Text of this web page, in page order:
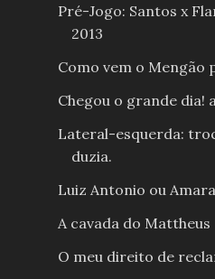
Pré-Jogo: Santos x
2013
Como vem o Mengão
Chegou o grande dia!
Lateral-esquerda:
duzia.
Luiz Antonio ou
A cavada do Mattheus
O meu direito de